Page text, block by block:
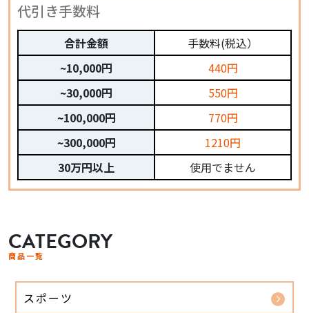
代引き手数料
合計金額
~10,000円
~30,000円
~100,000円
~300,000円
30万円以上
手数料(税込）
440円
550円
770円
1210円
使用でません
CATEGORY
商品一覧
スポーツ